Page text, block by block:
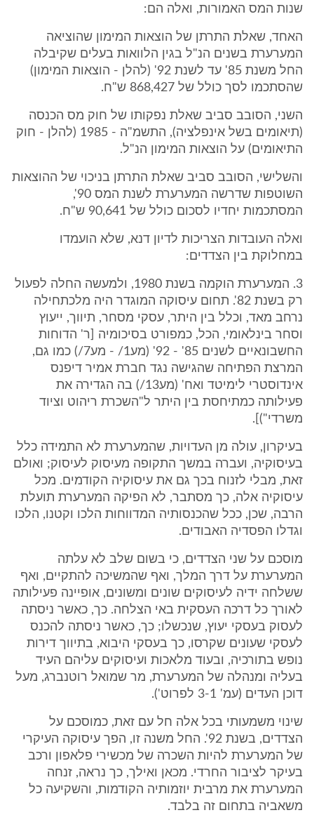
שנות המס האמורות, ואלה הם:
האחד, שאלת התרתן של הוצאות המימון שהוציאה
המערערת בשנים הנ"ל בגין הלוואות בעלים שקיבלה
החל משנת 85' עד לשנת 92' (להלן - הוצאות המימון)
שהסתכמו לסך כולל של 868,427 ש"ח.
השני, הסובב סביב שאלת נפקותו של חוק מס הכנסה
(תיאומים בשל אינפלציה), התשמ"ה - 1985 (להלן - חוק
התיאומים) על הוצאות המימון הנ"ל.
והשלישי, הסובב סביב שאלת התרתן בניכוי של ההוצאות
השוטפות שדרשה המערערת לשנת המס 90',
המסתכמות יחדיו לסכום כולל של 90,641 ש"ח.
ואלה העובדות הצריכות לדיון דנא, שלא הועמדו
במחלוקת בין הצדדים:
3. המערערת הוקמה בשנת 1980, ולמעשה החלה לפעול
רק בשנת 82'. תחום עיסוקה המוגדר היה מלכתחילה
נרחב מאד, וכלל בין היתר, עסקי מסחר, תיווך, ייעוץ
וסחר בינלאומי, הכל, כמפורט בסיכומיה [ר' הדוחות
החשבונאיים לשנים 85' - 92' (מע1/ - מע7/) כמו גם,
המרצת הפתיחה שהגישה נגד חברת אמיר דיפנס
אינדוסטרי לימיטד ואח' (מע13/) בה הגדירה את
פעילותה כמתיחסת בין היתר ל"השכרת ריהוט וציוד
משרדי")].
בעיקרון, עולה מן העדויות, שהמערערת לא התמידה כלל
בעיסוקיה, ועברה במשך התקופה מעיסוק לעיסוק; ואולם
זאת, מבלי לזנוח בכך גם את עיסוקיה הקודמים. מכל
עיסוקיה אלה, כך מסתבר, לא הפיקה המערערת תועלת
הרבה, שכן, ככל שהכנסותיה המדווחות הלכו וקטנו, הלכו
וגדלו הפסדיה האבודים.
מוסכם על שני הצדדים, כי בשום שלב לא עלתה
המערערת על דרך המלך, ואף שהמשיכה להתקיים, ואף
ששלחה ידיה לעיסוקים שונים ומשונים, אופיינה פעילותה
לאורך כל דרכה העסקית באי הצלחה. כך, כאשר ניסתה
לעסוק בעסקי יעוץ, שנכשלו; כך, כאשר ניסתה להכנס
לעסקי שעונים שקרסו, כך בעסקי היבוא, בתיווך דירות
נופש בתורכיה, ובעוד מלאכות ועיסוקים עליהם העיד
בעליה ומנהלה של המערערת, מר שמואל רוטנברג, מעל
דוכן העדים (עמ' 3-1 לפרוט').
שינוי משמעותי בכל אלה חל עם זאת, כמוסכם על
הצדדים, בשנת 92'. החל משנה זו, הפך עיסוקה העיקרי
של המערערת להיות השכרה של מכשירי פלאפון ורכב
בעיקר לציבור החרדי. מכאן ואילך, כך נראה, זנחה
המערערת את מרבית יוזמותיה הקודמות, והשקיעה כל
משאביה בתחום זה בלבד.